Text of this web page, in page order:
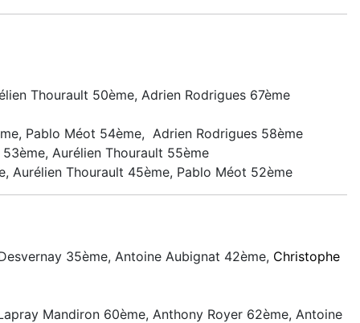
Thourault 50ème, Adrien Rodrigues 67ème
Pablo Méot 54ème, Adrien Rodrigues 58ème
Aurélien Thourault 55ème
Aurélien Thourault 45ème, Pablo Méot 52ème
35ème, Antoine Aubignat 42ème, Christophe
Mandiron 60ème, Anthony Royer 62ème, Antoine